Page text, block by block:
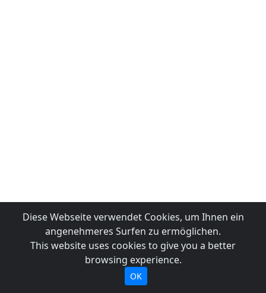
Diese Webseite verwendet Cookies, um Ihnen ein
angenehmeres Surfen zu ermöglichen.
This website uses cookies to give you a better
browsing experience.
OK